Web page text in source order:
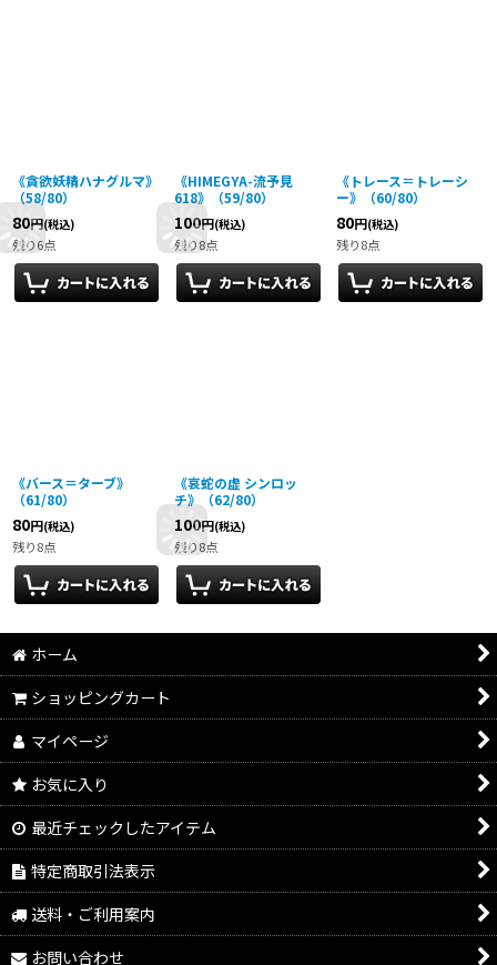
《貪欲妖精ハナグルマ》
（58/80）
80円(税込)
残り6点
《HIMEGYA-流予見
618》（59/80）
100円(税込)
残り8点
《トレース＝トレーシ
ー》（60/80）
80円(税込)
残り8点
《バース＝ターブ》
（61/80）
80円(税込)
残り8点
《哀蛇の虚 シンロッ
チ》（62/80）
100円(税込)
残り8点
ホーム
ショッピングカート
マイページ
お気に入り
最近チェックしたアイテム
特定商取引法表示
送料・ご利用案内
お問い合わせ